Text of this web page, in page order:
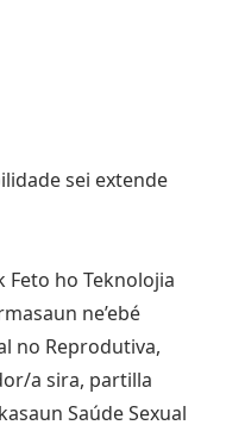
sei extende
ho Teknolojia
ne’ebé
no Reprodutiva,
a sira, partilla
Saúde Sexual